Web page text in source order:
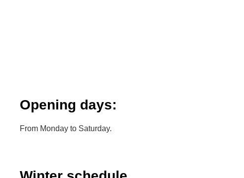
Opening days:
From Monday to Saturday.